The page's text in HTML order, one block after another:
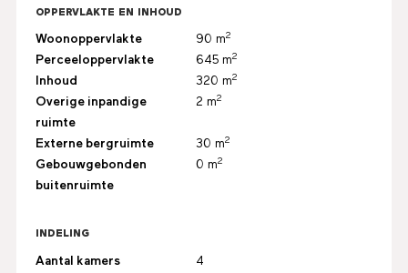
OPPERVLAKTE EN INHOUD
Woonoppervlakte 90 m2
Perceeloppervlakte 645 m2
Inhoud 320 m2
Overige inpandige
ruimte
2 m2
Externe bergruimte 30 m2
Gebouwgebonden
buitenruimte
0 m2
INDELING
Aantal kamers 4